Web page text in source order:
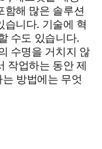
함해 많은 솔루션
습니다. 기술에 혁
수도 있습니다.
수명을 거치지 않
작업하는 동안 제
방법에는 무엇